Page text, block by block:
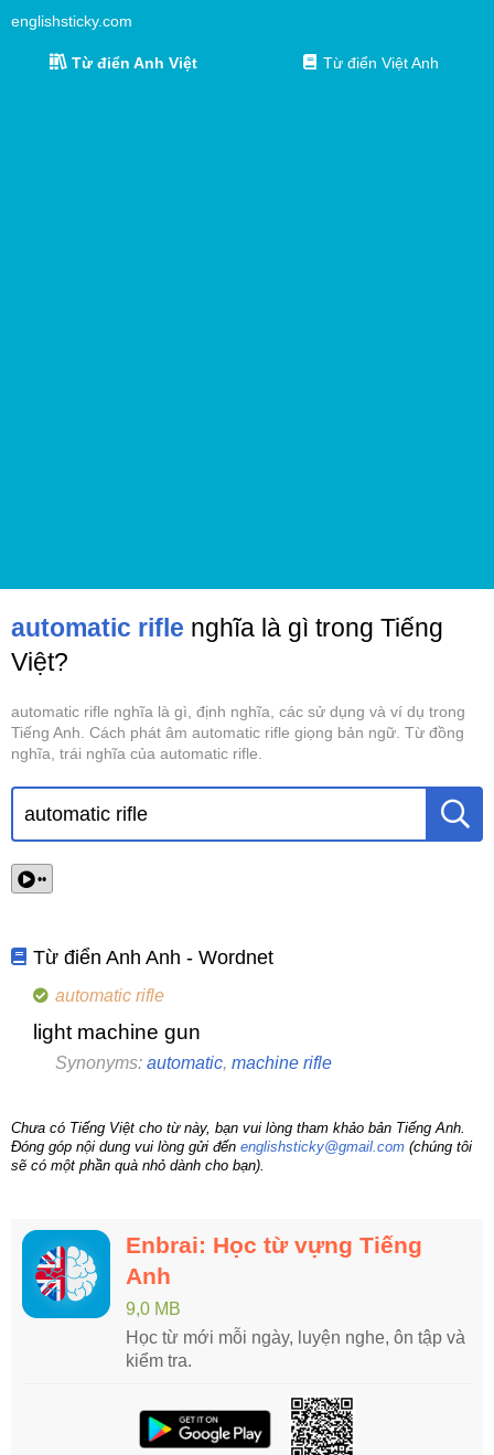
englishsticky.com
Từ điển Anh Việt Từ điển Việt Anh
automatic rifle nghĩa là gì trong Tiếng
Việt?
automatic rifle nghĩa là gì, định nghĩa, các sử dụng và ví dụ trong
Tiếng Anh. Cách phát âm automatic rifle giọng bản ngữ. Từ đồng
nghĩa, trái nghĩa của automatic rifle.
••
Từ điển Anh Anh - Wordnet
automatic rifle
light machine gun
Synonyms: automatic, machine rifle
Chưa có Tiếng Việt cho từ này, bạn vui lòng tham khảo bản Tiếng Anh.
Đóng góp nội dung vui lòng gửi đến englishsticky@gmail.com (chúng tôi
sẽ có một phần quà nhỏ dành cho bạn).
Enbrai: Học từ vựng Tiếng
Anh
9,0 MB
Học từ mới mỗi ngày, luyện nghe, ôn tập và
kiểm tra.